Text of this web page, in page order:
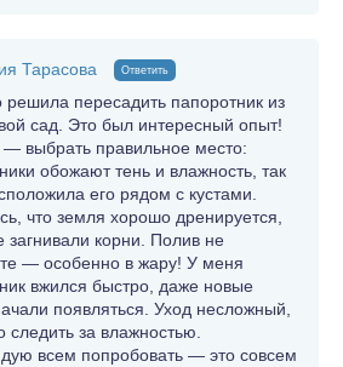
Тарасова Ответить
решила пересадить папоротник из
сад. Это был интересный опыт!
— выбрать правильное место:
обожают тень и влажность, так
его рядом с кустами.
что земля хорошо дренируется,
загнивали корни. Полив не
— особенно в жару! У меня
вжился быстро, даже новые
появляться. Уход несложный,
следить за влажностью.
всем попробовать — это совсем